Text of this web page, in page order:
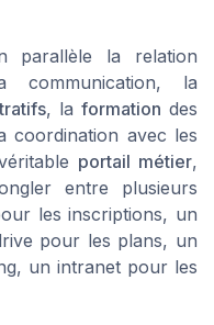
parallèle la relation
communication, la
, la formation des
coordination avec les
portail métier,
entre plusieurs
les inscriptions, un
pour les plans, un
un intranet pour les